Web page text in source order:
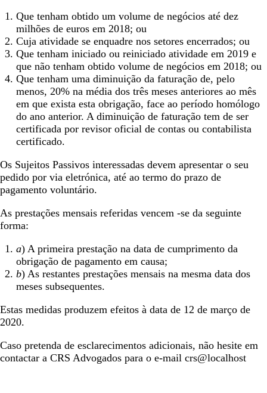
Que tenham obtido um volume de negócios até dez
milhões de euros em 2018; ou
Cuja atividade se enquadre nos setores encerrados; ou
Que tenham iniciado ou reiniciado atividade em 2019 e
que não tenham obtido volume de negócios em 2018; ou
Que tenham uma diminuição da faturação de, pelo
menos, 20% na média dos três meses anteriores ao mês
em que exista esta obrigação, face ao período homólogo
do ano anterior. A diminuição de faturação tem de ser
certificada por revisor oficial de contas ou contabilista
certificado.
Os Sujeitos Passivos interessadas devem apresentar o seu
pedido por via eletrónica, até ao termo do prazo de
pagamento voluntário.
As prestações mensais referidas vencem -se da seguinte
forma:
a) A primeira prestação na data de cumprimento da
obrigação de pagamento em causa;
b) As restantes prestações mensais na mesma data dos
meses subsequentes.
Estas medidas produzem efeitos à data de 12 de março de
2020.
Caso pretenda de esclarecimentos adicionais, não hesite em
contactar a CRS Advogados para o e-mail crs@localhost